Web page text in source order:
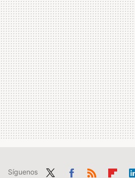
Síguenos